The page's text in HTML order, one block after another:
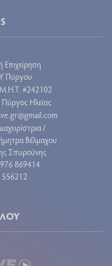
Πύργου
Μ.Η.Τ. #242102
Πύργος Ηλείας
/
Βέλμαχου
Σπυρούνης
869414
556212